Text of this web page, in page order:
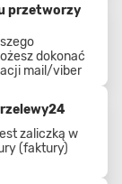
przetworzy
dokonać
mail/viber
zaliczką w
(faktury)